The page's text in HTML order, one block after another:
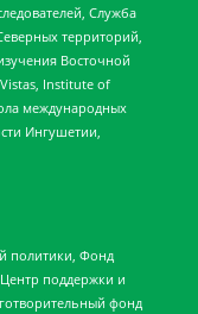
Служба
территорий,
Восточной
Institute of
международных
Ингушетии,
политики, Фонд
поддержки и
фонд